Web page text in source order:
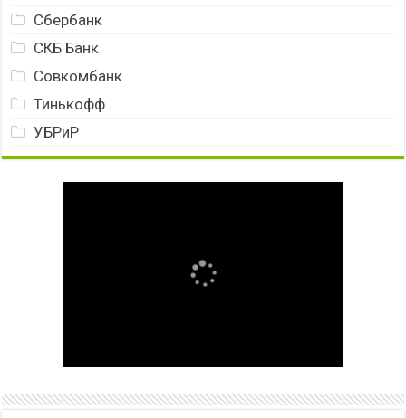
Сбербанк
СКБ Банк
Совкомбанк
Тинькофф
УБРиР